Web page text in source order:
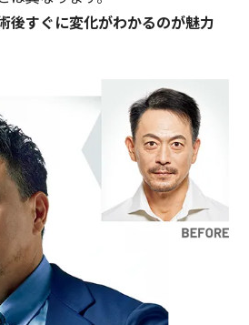
後すぐに変化がわかるのが魅力